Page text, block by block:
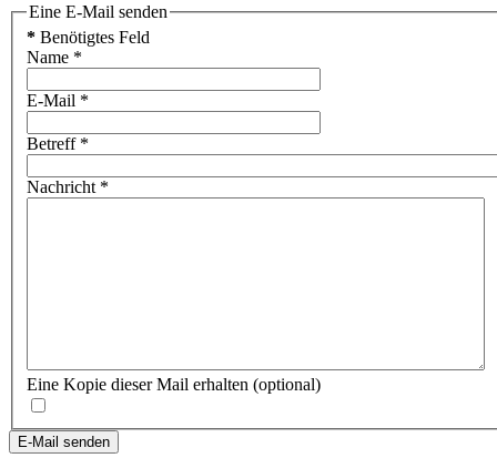
Eine E-Mail senden
* Benötigtes Feld
Name *
E-Mail *
Betreff*
Nachricht *
Eine Kopie dieser Mail erhalten (optional)
E-Mail senden